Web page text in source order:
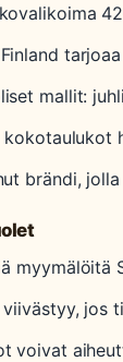
mallit:
kokotaulukot
brändi,
myymälöitä
jos
voivat